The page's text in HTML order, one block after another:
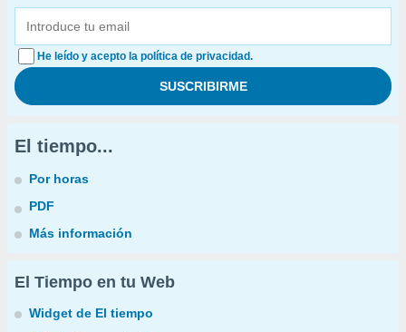
He leído y acepto la política de privacidad.
El tiempo...
Por horas
PDF
Más información
El Tiempo en tu Web
Widget de El tiempo